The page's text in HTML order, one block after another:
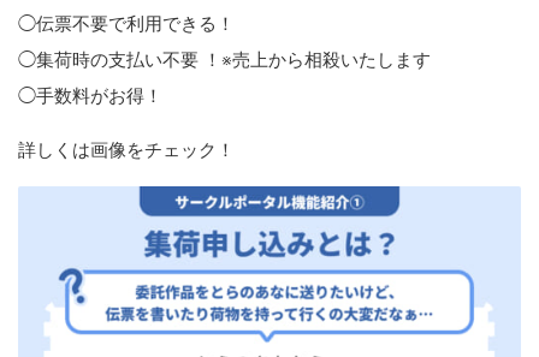
◯伝票不要で利用できる！
◯集荷時の支払い不要 ！※売上から相殺いたします
◯手数料がお得！
詳しくは画像をチェック！